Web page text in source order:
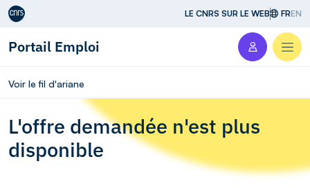
Aller au contenu LE CNRS SUR LE WEB FREN
Portail Emploi
Voir le fil d'ariane
L'offre demandée n'est plus
disponible